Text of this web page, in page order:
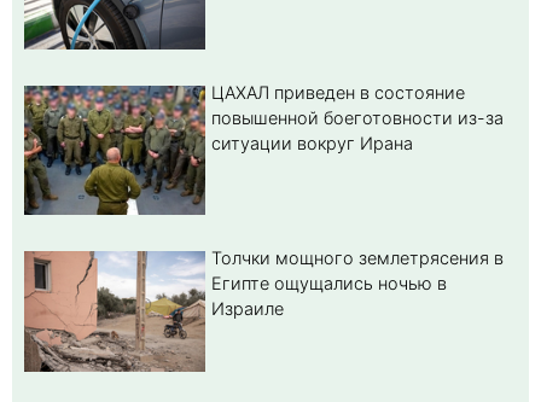
ЦАХАЛ приведен в состояние
повышенной боеготовности из-за
ситуации вокруг Ирана
Толчки мощного землетрясения в
Египте ощущались ночью в
Израиле